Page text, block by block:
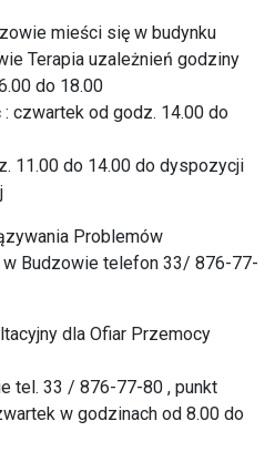
mieści się w budynku
Terapia uzależnień godziny
do 18.00
czwartek od godz. 14.00 do
11.00 do 14.00 do dyspozycji
Problemów
w Budzowie telefon 33/ 876-77-
dla Ofiar Przemocy
tel. 33 / 876-77-80 , punkt
w godzinach od 8.00 do